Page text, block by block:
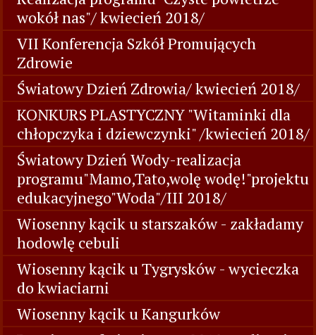
wokół nas"/ kwiecień 2018/
VII Konferencja Szkół Promujących
Zdrowie
Światowy Dzień Zdrowia/ kwiecień 2018/
KONKURS PLASTYCZNY "Witaminki dla
chłopczyka i dziewczynki" /kwiecień 2018/
Światowy Dzień Wody-realizacja
programu"Mamo,Tato,wolę wodę!"projektu
edukacyjnego"Woda"/III 2018/
Wiosenny kącik u starszaków - zakładamy
hodowlę cebuli
Wiosenny kącik u Tygrysków - wycieczka
do kwiaciarni
Wiosenny kącik u Kangurków